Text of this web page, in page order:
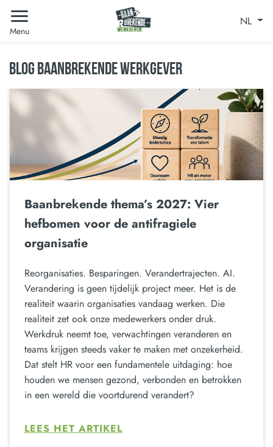
Menu
NL
BLOG BAANBREKENDE WERKGEVER
Baanbrekende thema’s 2027: Vier
hefbomen voor de antifragiele
organisatie
Reorganisaties. Besparingen. Verandertrajecten. AI.
Verandering is geen tijdelijk project meer. Het is de
realiteit waarin organisaties vandaag werken. Die
realiteit zet ook onze medewerkers onder druk.
Werkdruk neemt toe, verwachtingen veranderen en
teams krijgen steeds vaker te maken met onzekerheid.
Dat stelt HR voor een fundamentele uitdaging: hoe
houden we mensen gezond, verbonden en betrokken
in een wereld die voortdurend verandert?
LEES HET ARTIKEL